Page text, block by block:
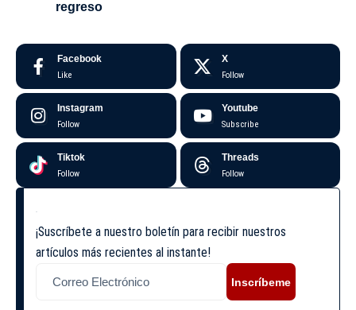
regreso
Facebook
Like
X
Follow
Instagram
Follow
Youtube
Subscribe
Tiktok
Follow
Threads
Follow
¡Suscríbete a nuestro boletín para recibir nuestros
artículos más recientes al instante!
Inscríbeme